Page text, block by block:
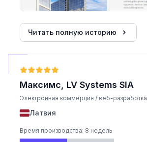
Читать полную историю
Максимс, LV Systems SIA
Электронная коммерция / веб-разработка
Латвия
Время производства: 8 недель